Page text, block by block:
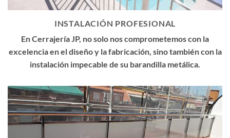
INSTALACIÓN PROFESIONAL
En Cerrajería JP, no solo nos comprometemos con la
excelencia en el diseño y la fabricación, sino también con la
instalación impecable de su barandilla metálica.